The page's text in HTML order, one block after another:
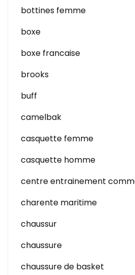
bottines femme
boxe
boxe francaise
brooks
buff
camelbak
casquette femme
casquette homme
centre entrainement
charente maritime
chaussur
chaussure
chaussure de basket